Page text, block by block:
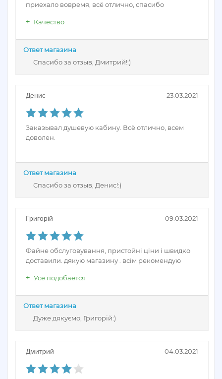
приехало вовремя, всё отлично, спасибо
Качество
Ответ магазина
Спасибо за отзыв, Дмитрий!:)
Денис 23.03.2021
Заказывал душевую кабину. Всё отлично, всем
доволен.
Ответ магазина
Спасибо за отзыв, Денис!:)
Григорій 09.03.2021
Файне обслуговування, пристойнi цiни i швидко
доставили. дякую магазину . всiм рекомендую
Усе подобается
Ответ магазина
Дуже дякуємо, Григорій:)
Дмитрий 04.03.2021